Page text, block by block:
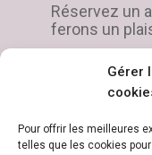
Gérer
Pour offrir les meilleures
telles que les cookies
Réservez un
ferons un